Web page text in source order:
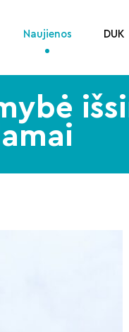
Naujienos DUK